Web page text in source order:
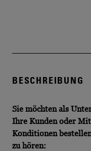
BESCHREIBUNG
Sie möchten als
Ihre Kunden oder
Konditionen
zu hören: